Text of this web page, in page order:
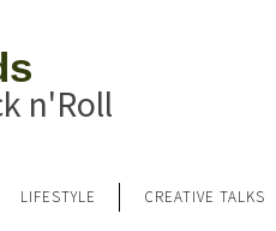
n'Roll
LIFESTYLE CREATIVE TALKS